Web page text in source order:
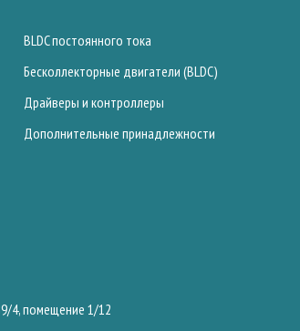
BLDC постоянного тока
Бесколлекторные двигатели (BLDC)
Драйверы и контроллеры
Дополнительные принадлежности
4, помещение 1/12